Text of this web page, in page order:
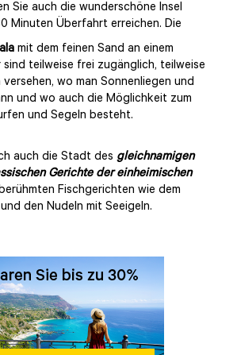
Sie auch die wunderschöne Insel
Minuten Überfahrt erreichen. Die
mit dem feinen Sand an einem
teilweise frei zugänglich, teilweise
wo man Sonnenliegen und
und wo auch die Möglichkeit zum
und Segeln besteht.
auch die Stadt des gleichnamigen
Gerichte der einheimischen
Fischgerichten wie dem
den Nudeln mit Seeigeln.